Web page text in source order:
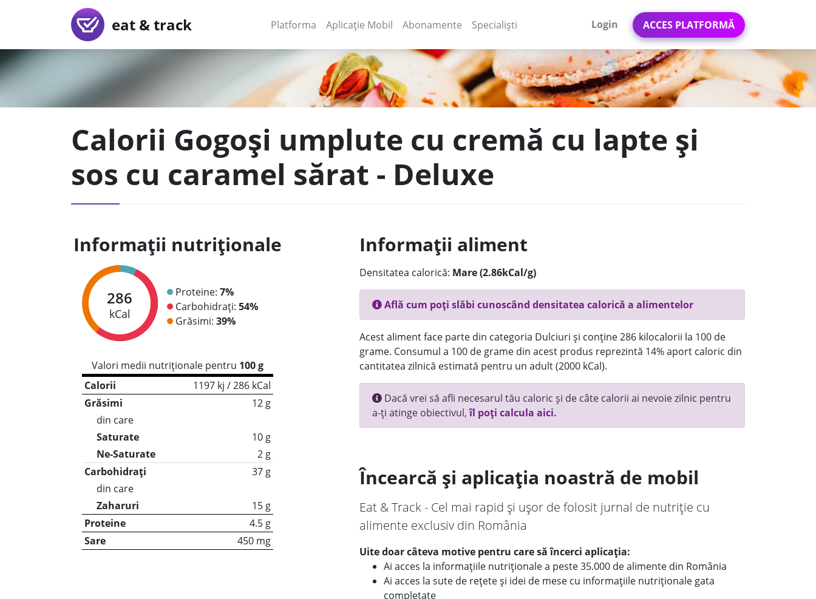
eat & track Platforma (current)
Aplicație Mobil (current)
Abonamente Specialiști Login ACCES PLATFORMĂ
Calorii Gogoși umplute cu cremă cu lapte și
sos cu caramel sărat - Deluxe
Informații nutriționale
286
kCal
Proteine: 7%
Carbohidrați: 54%
Grăsimi: 39%
Valori medii nutriționale pentru 100 g
Calorii
1197 kj / 286 kCal
Grăsimi
12 g
din care
Saturate
10 g
Ne-Saturate
2 g
Carbohidrați
37 g
din care
Zaharuri
15 g
Proteine
4.5 g
Sare
450 mg
Informații aliment
Densitatea calorică: Mare (2.86kCal/g)
Află cum poți slăbi cunoscând densitatea calorică a alimentelor
Acest aliment face parte din categoria Dulciuri și conține 286 kilocalorii la 100 de
grame. Consumul a 100 de grame din acest produs reprezintă 14% aport caloric din
cantitatea zilnică estimată pentru un adult (2000 kCal).
Dacă vrei să afli necesarul tău caloric și de câte calorii ai nevoie zilnic pentru
a-ți atinge obiectivul,îl poți calcula aici.
Încearcă și aplicația noastră de mobil
Eat & Track - Cel mai rapid și ușor de folosit jurnal de nutriție cu
alimente exclusiv din România
Uite doar câteva motive pentru care să încerci aplicația:
Ai acces la informațiile nutriționale a peste 35.000 de alimente din România
Ai acces la sute de rețete și idei de mese cu informațiile nutriționale gata
completate